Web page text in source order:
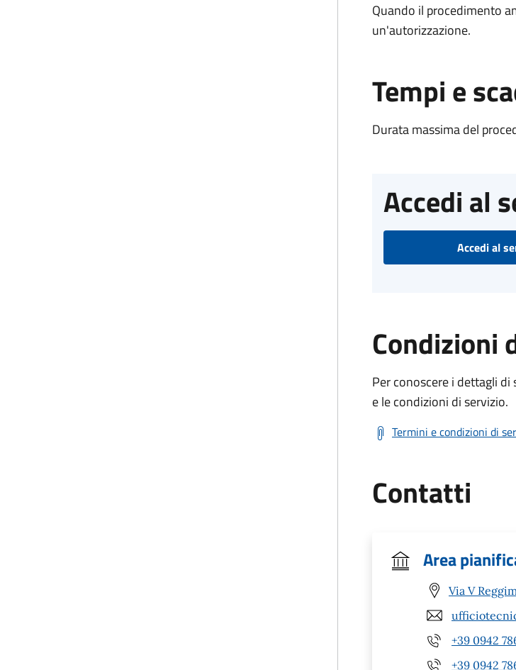
Quando il procedimento
un'autorizzazione.
Tempi e
Durata massima del
Accedi al
Accedi al
Condizioni
Per conoscere i dettagli
e le condizioni di servizio.
Termini e condizioni di
Contatti
Area
Via V
+39 0942
+39 0942